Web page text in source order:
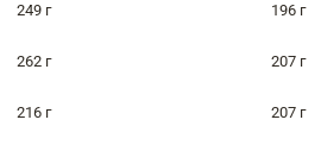
249 г 196 г
262 г 207 г
216 г 207 г